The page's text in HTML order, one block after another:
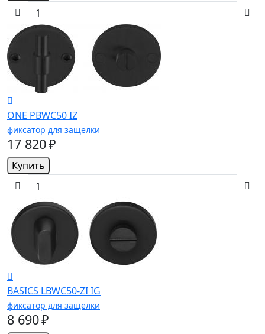
ONE PBWC50 IZ
фиксатор для защелки
17 820 ₽
Купить
BASICS LBWC50-ZI IG
фиксатор для защелки
8 690 ₽